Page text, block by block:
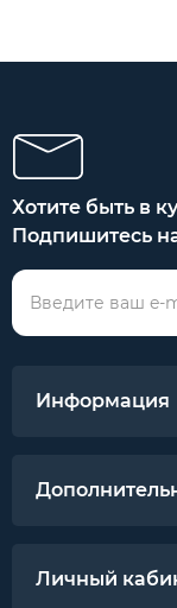
Хотите быть в
Подпишитесь
Информация
Личный